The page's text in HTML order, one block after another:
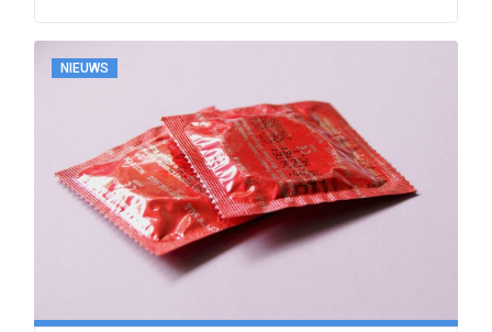
NIEUWS